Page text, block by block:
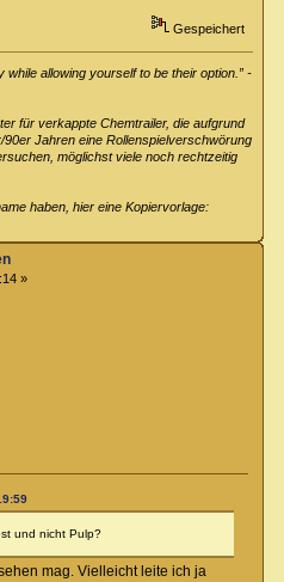
Gespeichert
allowing yourself to be their option.” -
für verkappte Chemtrailer, die aufgrund
Jahren eine Rollenspielverschwörung
möglichst viele noch rechtzeitig
haben, hier eine Kopiervorlage:
»
und nicht Pulp?
mag. Vielleicht leite ich ja